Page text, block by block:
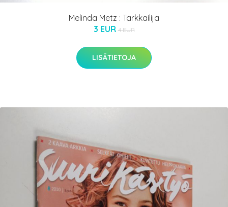
Melinda Metz : Tarkkailija
3 EUR 4 EUR
LISÄTIETOJA